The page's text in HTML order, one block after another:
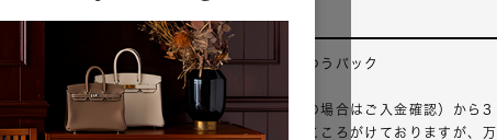
。
配送について
配送業者：佐川急便・ゆうパック
ご注文確認（銀行振込の場合はご入金確認）から3
営業日以内のご出荷をこころがけておりますが、万